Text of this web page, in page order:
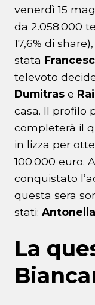
venerdì 15
da 2.058.000
17,6% di
stata
televoto
Dumitras e
casa. Il profilo
completerà il
in lizza per
100.000 euro.
conquistato
questa sera
stati: Antonella
La